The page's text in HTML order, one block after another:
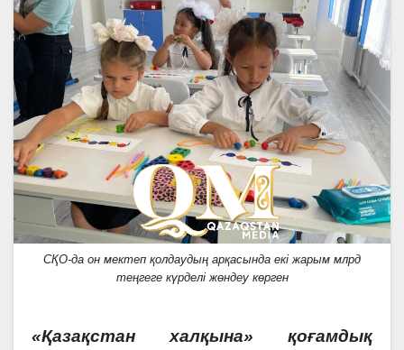
СҚО-да он мектеп қолдаудың арқасында екі жарым млрд
теңгеге күрделі жөндеу көрген
«Қазақстан халқына» қоғамдық